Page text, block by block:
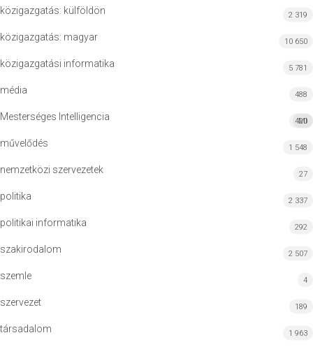
közigazgatás: külföldön 2 319
közigazgatás: magyar 10 650
közigazgatási informatika 5 781
média 488
Mesterséges Intelligencia MI
420
művelődés 1 548
nemzetközi szervezetek 27
politika 2 337
politikai informatika 292
szakirodalom 2 507
szemle 4
szervezet 189
társadalom 1 963